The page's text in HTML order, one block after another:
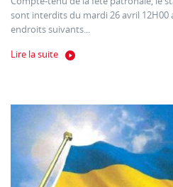
sont interdits du mardi 26 avril 12H00
endroits suivants...
Lire la suite